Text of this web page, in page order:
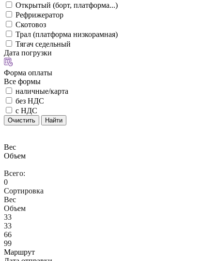
Открытый (борт, платформа...)
Рефрижератор
Скотовоз
Трал (платформа низкорамная)
Тягач седельный
Дата погрузки
Форма оплаты
Все формы
наличные/карта
без НДС
с НДС
Очистить Найти
Вес
Объем
Всего:
0
Сортировка
Вес
Объем
33
33
66
99
Маршрут